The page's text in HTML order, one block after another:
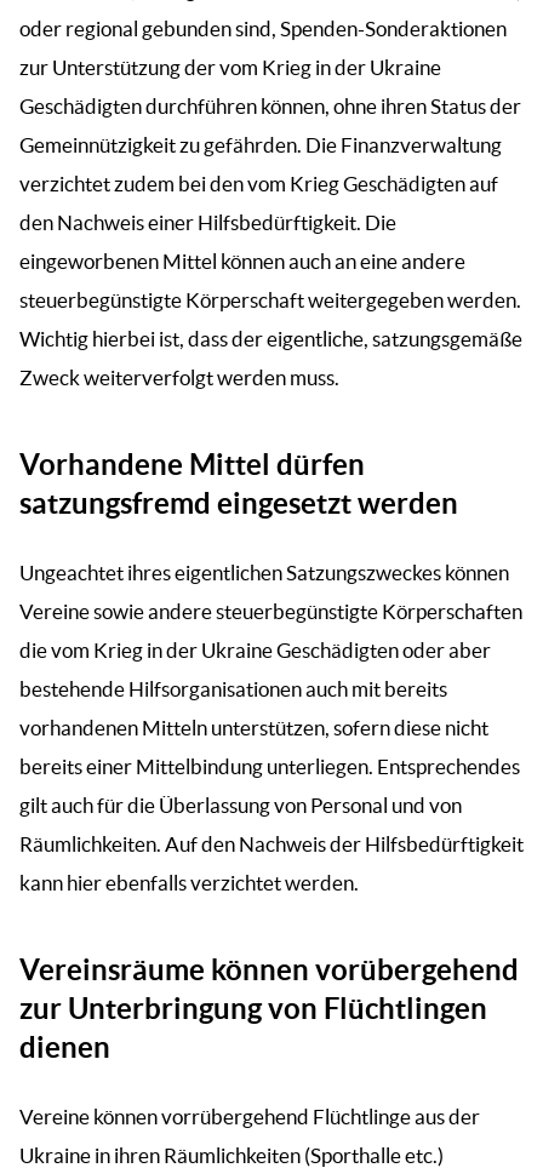
oder regional gebunden sind, Spenden-Sonderaktionen
zur Unterstützung der vom Krieg in der Ukraine
Geschädigten durchführen können, ohne ihren Status der
Gemeinnützigkeit zu gefährden. Die Finanzverwaltung
verzichtet zudem bei den vom Krieg Geschädigten auf
den Nachweis einer Hilfsbedürftigkeit. Die
eingeworbenen Mittel können auch an eine andere
steuerbegünstigte Körperschaft weitergegeben werden.
Wichtig hierbei ist, dass der eigentliche, satzungsgemäße
Zweck weiterverfolgt werden muss.
Vorhandene Mittel dürfen
satzungsfremd eingesetzt werden
Ungeachtet ihres eigentlichen Satzungszweckes können
Vereine sowie andere steuerbegünstigte Körperschaften
die vom Krieg in der Ukraine Geschädigten oder aber
bestehende Hilfsorganisationen auch mit bereits
vorhandenen Mitteln unterstützen, sofern diese nicht
bereits einer Mittelbindung unterliegen. Entsprechendes
gilt auch für die Überlassung von Personal und von
Räumlichkeiten. Auf den Nachweis der Hilfsbedürftigkeit
kann hier ebenfalls verzichtet werden.
Vereinsräume können vorübergehend
zur Unterbringung von Flüchtlingen
dienen
Vereine können vorrübergehend Flüchtlinge aus der
Ukraine in ihren Räumlichkeiten (Sporthalle etc.)